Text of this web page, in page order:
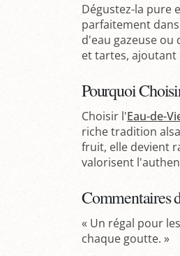
Dégustez-la pure
parfaitement
d'eau gazeuse ou
et tartes, ajoutant
Pourquoi
Choisir l'Eau-de-
riche tradition
fruit, elle devient
valorisent
Commentaires
« Un régal pour
chaque goutte. »